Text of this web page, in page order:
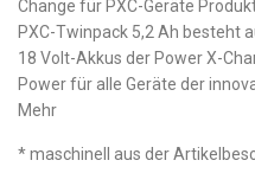
Change für PXC-Geräte
PXC-Twinpack 5,2 Ah besteht
18 Volt-Akkus der Power X-
Power für alle Geräte der
Mehr
* maschinell aus der